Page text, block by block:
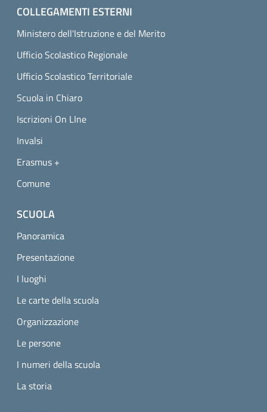
COLLEGAMENTI ESTERNI
Ministero dell'Istruzione e del Merito
Ufficio Scolastico Regionale
Ufficio Scolastico Territoriale
Scuola in Chiaro
Iscrizioni On LIne
Invalsi
Erasmus +
Comune
SCUOLA
Panoramica
Presentazione
I luoghi
Le carte della scuola
Organizzazione
Le persone
I numeri della scuola
La storia